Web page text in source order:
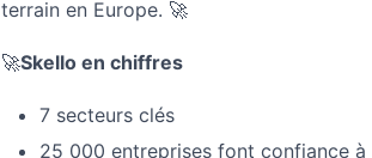
terrain en Europe. 🚀
🚀Skello en chiffres
7 secteurs clés
25 000 entreprises font confiance à